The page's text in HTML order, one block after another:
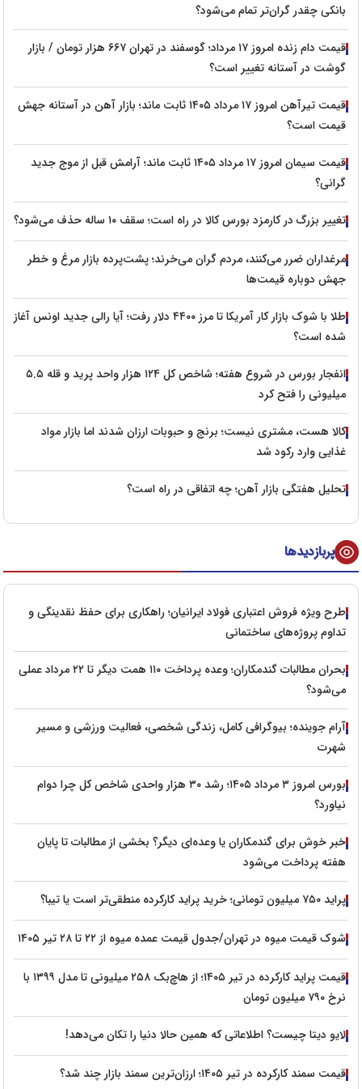
بانکی چقدر گران‌تر تمام می‌شود؟
قیمت دام زنده امروز ۱۷ مرداد؛ گوسفند در تهران ۶۶۷ هزار تومان / بازار
گوشت در آستانه تغییر است؟
قیمت تیرآهن امروز ۱۷ مرداد ۱۴۰۵ ثابت ماند؛ بازار آهن در آستانه جهش
قیمت است؟
قیمت سیمان امروز ۱۷ مرداد ۱۴۰۵ ثابت ماند؛ آرامش قبل از موج جدید
گرانی؟
تغییر بزرگ در کارمزد بورس کالا در راه است؛ سقف ۱۰ ساله حذف می‌شود؟
مرغداران ضرر می‌کنند، مردم گران می‌خرند؛ پشت‌پرده بازار مرغ و خطر
جهش دوباره قیمت‌ها
طلا با شوک بازار کار آمریکا تا مرز ۴۴۰۰ دلار رفت؛ آیا رالی جدید اونس آغاز
شده است؟
انفجار بورس در شروع هفته؛ شاخص کل ۱۲۴ هزار واحد پرید و قله ۵.۵
میلیونی را فتح کرد
کالا هست، مشتری نیست؛ برنج و حبوبات ارزان شدند اما بازار مواد
غذایی وارد رکود شد
تحلیل هفتگی بازار آهن؛ چه اتفاقی در راه است؟
پربازدیدها
طرح ویژه فروش اعتباری فولاد ایرانیان؛ راهکاری برای حفظ نقدینگی و
تداوم پروژه‌های ساختمانی
بحران مطالبات گندمکاران؛ وعده پرداخت ۱۱۰ همت دیگر تا ۲۲ مرداد عملی
می‌شود؟
آرام جوینده؛ بیوگرافی کامل، زندگی شخصی، فعالیت ورزشی و مسیر
شهرت
بورس امروز ۳ مرداد ۱۴۰۵؛ رشد ۳۰ هزار واحدی شاخص کل چرا دوام
نیاورد؟
خبر خوش برای گندمکاران یا وعده‌ای دیگر؟ بخشی از مطالبات تا پایان
هفته پرداخت می‌شود
پراید ۷۵۰ میلیون تومانی؛ خرید پراید کارکرده منطقی‌تر است یا تیبا؟
شوک قیمت میوه در تهران/جدول قیمت عمده میوه از ۲۲ تا ۲۸ تیر ۱۴۰۵
قیمت پراید کارکرده در تیر ۱۴۰۵؛ از هاچ‌بک ۲۵۸ میلیونی تا مدل ۱۳۹۹ با
نرخ ۷۹۰ میلیون تومان
لایو دیتا چیست؟ اطلاعاتی که همین حالا دنیا را تکان می‌دهد!
قیمت سمند کارکرده در تیر ۱۴۰۵؛ ارزان‌ترین سمند بازار چند شد؟